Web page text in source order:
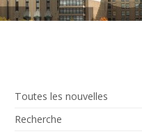
Toutes les nouvelles
Recherche